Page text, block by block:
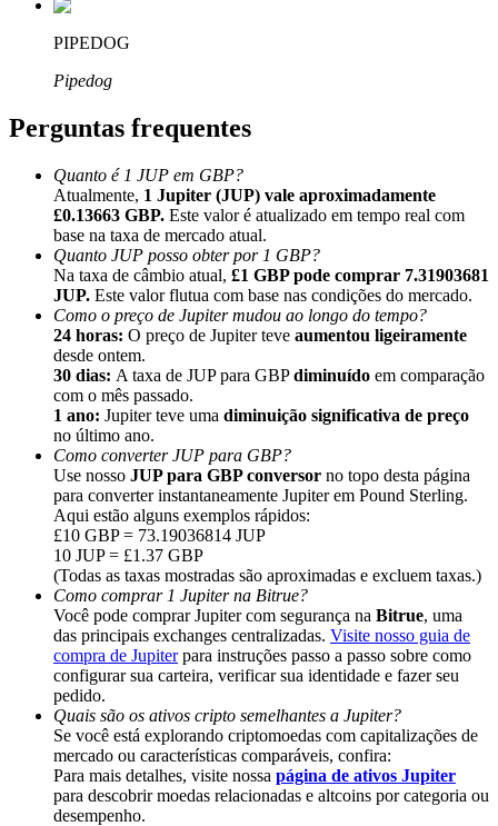
Afiliados Bitrue
Até 65% de comissões!
Indicação
Convide um amigo para receber recompensas em dinheiro
BTC Welcome Rewards
BTC Welcome Rewards
Deposit & Trade BTC to Share 25000 USDT prize pool!
Deposit CASHCAT & Win
Share 500000 CASHCAT prize pool
PIPEDOG
Pipedog
Perguntas frequentes
Quanto é 1 JUP em GBP?
Atualmente, 1 Jupiter (JUP) vale aproximadamente
£0.13663 GBP. Este valor é atualizado em tempo real com
base na taxa de mercado atual.
Quanto JUP posso obter por 1 GBP?
Na taxa de câmbio atual, £1 GBP pode comprar 7.31903681
JUP. Este valor flutua com base nas condições do mercado.
Como o preço de Jupiter mudou ao longo do tempo?
24 horas: O preço de Jupiter teve aumentou ligeiramente
desde ontem.
30 dias: A taxa de JUP para GBPdiminuído em comparação
com o mês passado.
1 ano: Jupiter teve uma diminuição significativa de preço
no último ano.
Como converter JUP para GBP?
Use nosso JUP para GBP conversor no topo desta página
para converter instantaneamente Jupiter em Pound Sterling.
Aqui estão alguns exemplos rápidos:
£10 GBP = 73.19036814 JUP
10 JUP = £1.37 GBP
(Todas as taxas mostradas são aproximadas e excluem taxas.)
Como comprar 1 Jupiter na Bitrue?
Você pode comprar Jupiter com segurança na Bitrue, uma
das principais exchanges centralizadas. Visite nosso guia de
compra de Jupiterpara instruções passo a passo sobre como
configurar sua carteira, verificar sua identidade e fazer seu
pedido.
Quais são os ativos cripto semelhantes a Jupiter?
Se você está explorando criptomoedas com capitalizações de
mercado ou características comparáveis, confira:
Para mais detalhes, visite nossa página de ativos Jupiter
para descobrir moedas relacionadas e altcoins por categoria ou
desempenho.